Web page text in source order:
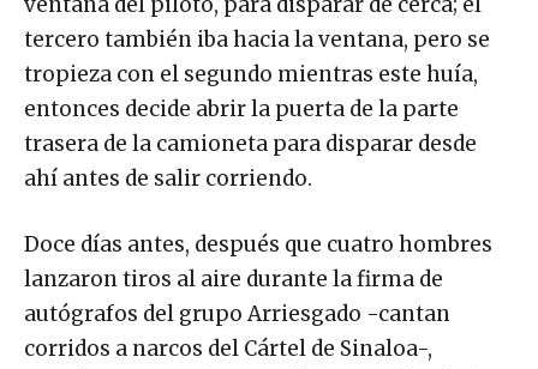
tercero también iba hacia la ventana, pero se
tropieza con el segundo mientras este huía,
entonces decide abrir la puerta de la parte
trasera de la camioneta para disparar desde
ahí antes de salir corriendo.
Doce días antes, después que cuatro hombres
lanzaron tiros al aire durante la firma de
autógrafos del grupo Arriesgado -cantan
corridos a narcos del Cártel de Sinaloa-,